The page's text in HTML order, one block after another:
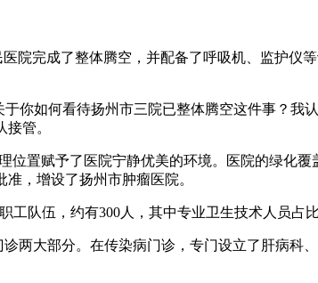
院完成了整体腾空，并配备了呼吸机、监护仪
你如何看待扬州市三院已整体腾空这件事？我
管。
置赋予了医院宁静优美的环境。医院的绿化覆
，增设了扬州市肿瘤医院。
队伍，约有300人，其中专业卫生技术人员占
两大部分。在传染病门诊，专门设立了肝病科